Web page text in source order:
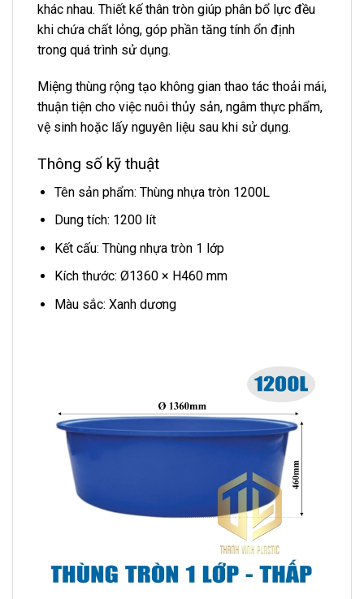
khác nhau. Thiết kế thân tròn giúp phân bổ lực đều
khi chứa chất lỏng, góp phần tăng tính ổn định
trong quá trình sử dụng.
Miệng thùng rộng tạo không gian thao tác thoải mái,
thuận tiện cho việc nuôi thủy sản, ngâm thực phẩm,
vệ sinh hoặc lấy nguyên liệu sau khi sử dụng.
Thông số kỹ thuật
Tên sản phẩm: Thùng nhựa tròn 1200L
Dung tích: 1200 lít
Kết cấu: Thùng nhựa tròn 1 lớp
Kích thước: Ø1360 × H460 mm
Màu sắc: Xanh dương